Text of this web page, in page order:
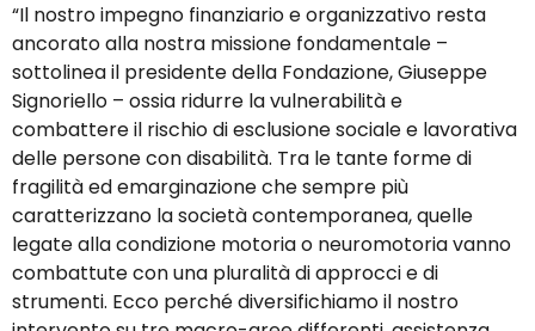
“Il nostro impegno finanziario e organizzativo resta
ancorato alla nostra missione fondamentale –
sottolinea il presidente della Fondazione, Giuseppe
Signoriello – ossia ridurre la vulnerabilità e
combattere il rischio di esclusione sociale e lavorativa
delle persone con disabilità. Tra le tante forme di
fragilità ed emarginazione che sempre più
caratterizzano la società contemporanea, quelle
legate alla condizione motoria o neuromotoria vanno
combattute con una pluralità di approcci e di
strumenti. Ecco perché diversifichiamo il nostro